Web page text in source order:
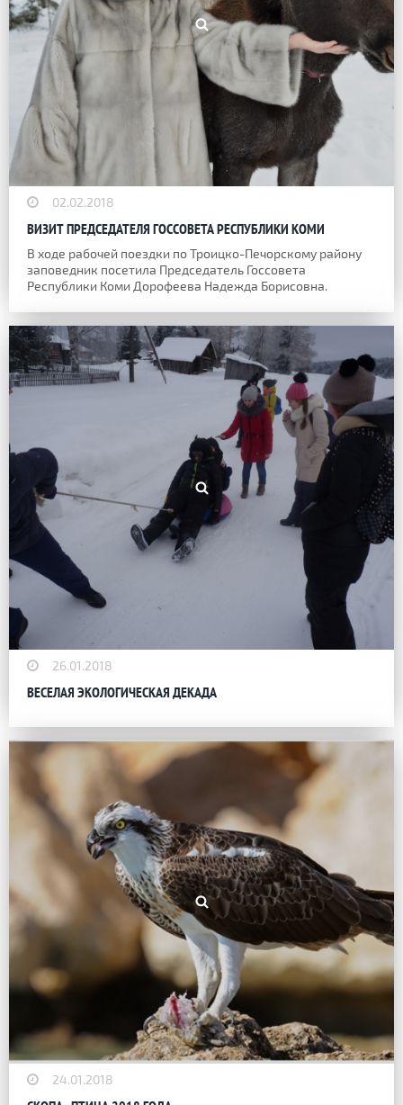
02.02.2018
ВИЗИТ ПРЕДСЕДАТЕЛЯ ГОССОВЕТА РЕСПУБЛИКИ КОМИ
В ходе рабочей поездки по Троицко-Печорскому району
заповедник посетила Председатель Госсовета
Республики Коми Дорофеева Надежда Борисовна.
26.01.2018
ВЕСЕЛАЯ ЭКОЛОГИЧЕСКАЯ ДЕКАДА
24.01.2018